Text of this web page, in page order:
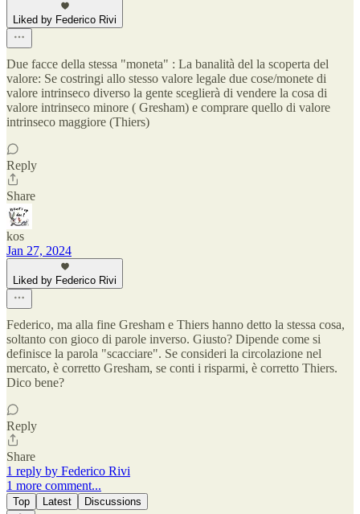
Liked by Federico Rivi
Due facce della stessa "moneta" : La banalità del la scoperta del
valore: Se costringi allo stesso valore legale due cose/monete di
valore intrinseco diverso la gente sceglierà di vendere la cosa di
valore intrinseco minore ( Gresham) e comprare quello di valore
intrinseco maggiore (Thiers)
Reply
Share
kos
Jan 27, 2024
Liked by Federico Rivi
Federico, ma alla fine Gresham e Thiers hanno detto la stessa cosa,
soltanto con gioco di parole inverso. Giusto? Dipende come si
definisce la parola "scacciare". Se consideri la circolazione nel
mercato, è corretto Gresham, se conti i risparmi, è corretto Thiers.
Dico bene?
Reply
Share
1 reply by Federico Rivi
1 more comment...
Top Latest Discussions